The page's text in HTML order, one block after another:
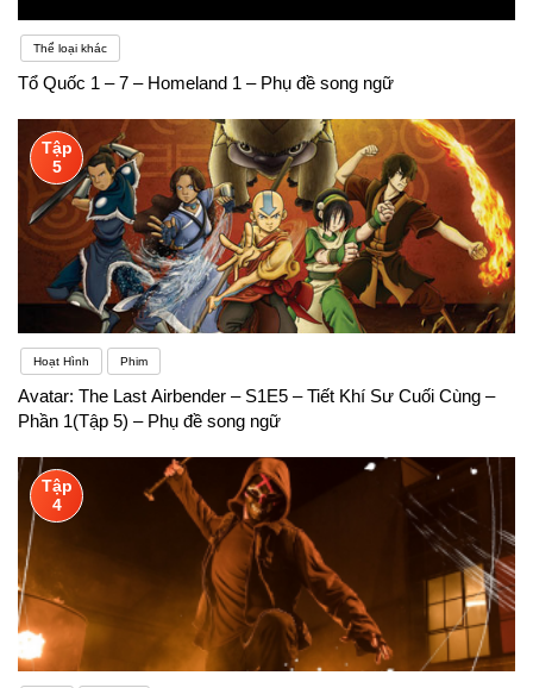
Thể loại khác
Tổ Quốc 1 – 7 – Homeland 1 – Phụ đề song ngữ
Tập
5
Hoạt Hình Phim
Avatar: The Last Airbender – S1E5 – Tiết Khí Sư Cuối Cùng –
Phần 1(Tập 5) – Phụ đề song ngữ
Tập
4